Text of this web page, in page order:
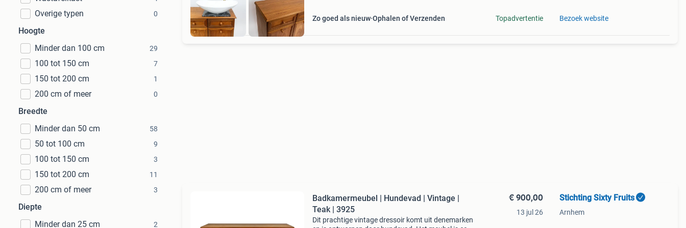
Overige typen 0
Hoogte
Minder dan 100 cm
29
100 tot 150 cm 7
150 tot 200 cm 1
200 cm of meer 0
Breedte
Minder dan 50 cm
58
50 tot 100 cm 9
100 tot 150 cm 3
150 tot 200 cm 11
200 cm of meer 3
Diepte
Minder dan 25 cm
2
Zo goed als nieuw Ophalen of Verzenden Topadvertentie Bezoek website
Badkamermeubel | Hundevad | Vintage |
Teak | 3925
Dit prachtige vintage dressoir komt uit denemarken
€ 900,00
13 jul 26
Stichting Sixty Fruits
Arnhem